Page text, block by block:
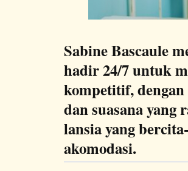
Sabine Bascaule
hadir 24/7 untuk
kompetitif,
dan suasana
lansia yang
akomodasi.